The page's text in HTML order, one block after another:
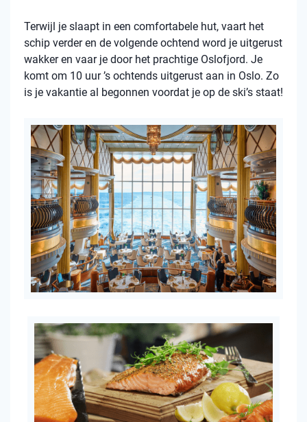
Terwijl je slaapt in een comfortabele hut, vaart het
schip verder en de volgende ochtend word je uitgerust
wakker en vaar je door het prachtige Oslofjord. Je
komt om 10 uur ’s ochtends uitgerust aan in Oslo. Zo
is je vakantie al begonnen voordat je op de ski’s staat!